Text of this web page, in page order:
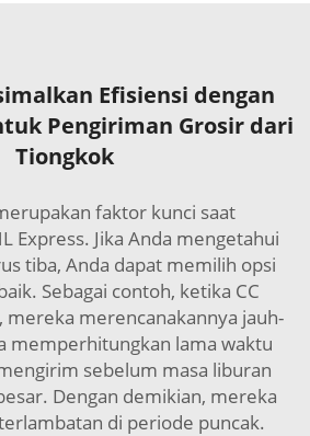
Efisiensi dengan
Pengiriman Grosir dari
Tiongkok
faktor kunci saat
Express. Jika Anda mengetahui
tiba, Anda dapat memilih opsi
Sebagai contoh, ketika CC
merencanakannya jauh-
memperhitungkan lama waktu
sebelum masa liburan
Dengan demikian, mereka
di periode puncak.